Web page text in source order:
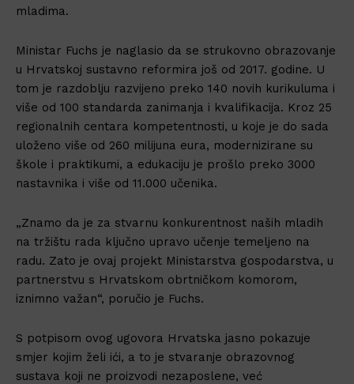
mladima.
Ministar Fuchs je naglasio da se strukovno obrazovanje
u Hrvatskoj sustavno reformira još od 2017. godine. U
tom je razdoblju razvijeno preko 140 novih kurikuluma i
više od 100 standarda zanimanja i kvalifikacija. Kroz 25
regionalnih centara kompetentnosti, u koje je do sada
uloženo više od 260 milijuna eura, modernizirane su
škole i praktikumi, a edukaciju je prošlo preko 3000
nastavnika i više od 11.000 učenika.
„Znamo da je za stvarnu konkurentnost naših mladih
na tržištu rada ključno upravo učenje temeljeno na
radu. Zato je ovaj projekt Ministarstva gospodarstva, u
partnerstvu s Hrvatskom obrtničkom komorom,
iznimno važan“, poručio je Fuchs.
S potpisom ovog ugovora Hrvatska jasno pokazuje
smjer kojim želi ići, a to je stvaranje obrazovnog
sustava koji ne proizvodi nezaposlene, već